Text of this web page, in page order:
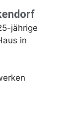
jährige
in